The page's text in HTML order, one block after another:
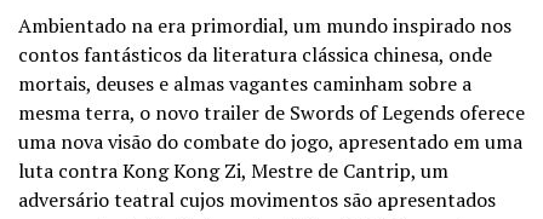
Ambientado na era primordial, um mundo inspirado nos
contos fantásticos da literatura clássica chinesa, onde
mortais, deuses e almas vagantes caminham sobre a
mesma terra, o novo trailer de Swords of Legends oferece
uma nova visão do combate do jogo, apresentado em uma
luta contra Kong Kong Zi, Mestre de Cantrip, um
adversário teatral cujos movimentos são apresentados